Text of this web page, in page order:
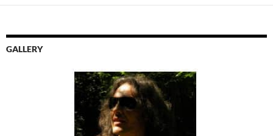
GALLERY